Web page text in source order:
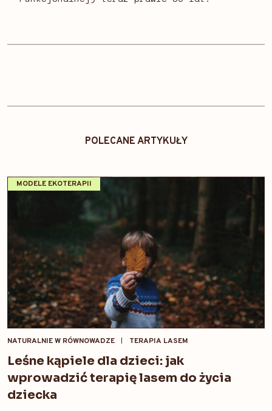
POLECANE ARTYKUŁY
MODELE EKOTERAPII
NATURALNIE W RÓWNOWADZE TERAPIA LASEM
Leśne kąpiele dla dzieci: jak
wprowadzić terapię lasem do życia
dziecka